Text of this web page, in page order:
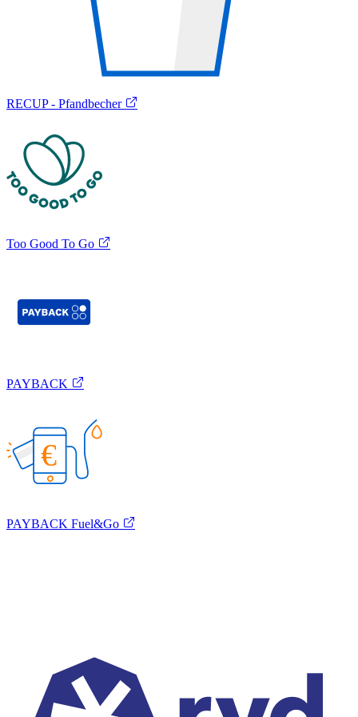
RECUP - Pfandbecher
Too Good To Go
PAYBACK
€
PAYBACK Fuel&Go